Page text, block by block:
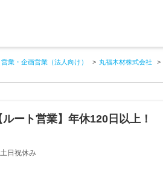
営業・企画営業（法人向け） 丸福木材株式会社
ート営業】年休120日以上！
日祝休み